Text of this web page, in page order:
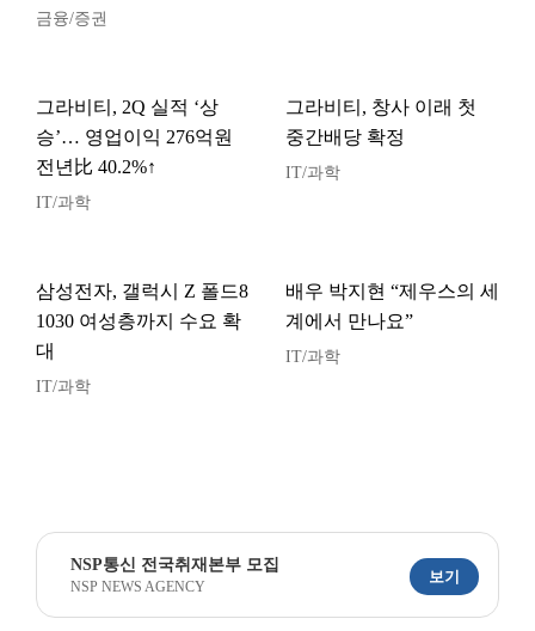
금융/증권
그라비티, 2Q 실적 ‘상
승’… 영업이익 276억원
전년比 40.2%↑
IT/과학
그라비티, 창사 이래 첫
중간배당 확정
IT/과학
삼성전자, 갤럭시 Z 폴드8
1030 여성층까지 수요 확
대
IT/과학
배우 박지현 “제우스의 세
계에서 만나요”
IT/과학
NSP통신 전국취재본부 모집
NSP NEWS AGENCY
보기